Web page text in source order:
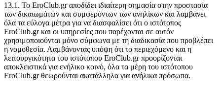
13.1. Το EroClub.gr αποδίδει ιδιαίτερη σημασία στην προστασία
των δικαιωμάτων και συμφερόντων των ανηλίκων και λαμβάνει
όλα τα εύλογα μέτρα για να διασφαλίσει ότι ο ιστότοπος
EroClub.gr και οι υπηρεσίες που παρέχονται σε αυτόν
χρησιμοποιούνται μόνο σύμφωνα με τη διαδικασία που προβλέπει
η νομοθεσία. Λαμβάνοντας υπόψη ότι το περιεχόμενο και η
λειτουργικότητα του ιστότοπου EroClub.gr προορίζονται
αποκλειστικά για ενήλικο κοινό, όλα τα μέρη του ιστότοπου
EroClub.gr θεωρούνται ακατάλληλα για ανήλικα πρόσωπα.